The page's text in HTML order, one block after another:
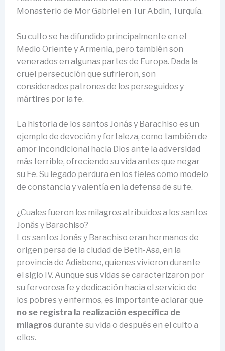
Monasterio de Mor Gabriel en Tur Abdin, Turquía.
Su culto se ha difundido principalmente en el
Medio Oriente y Armenia, pero también son
venerados en algunas partes de Europa. Dada la
cruel persecución que sufrieron, son
considerados patrones de los perseguidos y
mártires por la fe.
La historia de los santos Jonás y Barachiso es un
ejemplo de devoción y fortaleza, como también de
amor incondicional hacia Dios ante la adversidad
más terrible, ofreciendo su vida antes que negar
su Fe. Su legado perdura en los fieles como modelo
de constancia y valentía en la defensa de su fe.
¿Cuales fueron los milagros atribuidos a los santos
Jonás y Barachiso?
Los santos Jonás y Barachiso eran hermanos de
origen persa de la ciudad de Beth-Asa, en la
provincia de Adiabene, quienes vivieron durante
el siglo IV. Aunque sus vidas se caracterizaron por
su fervorosa fe y dedicación hacia el servicio de
los pobres y enfermos, es importante aclarar que
no se registra la realización específica de
milagrosdurante su vida o después en el culto a
ellos.